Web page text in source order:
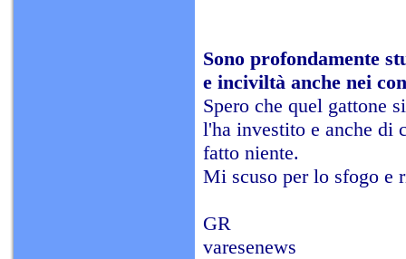
Sono profondamente
e inciviltà anche nei
Spero che quel gattone
l'ha investito e anche di
fatto niente.
Mi scuso per lo sfogo e
GR
varesenews